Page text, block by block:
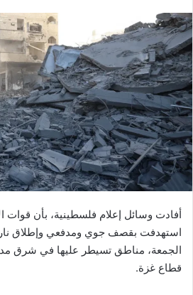
أفادت وسائل إعلام فلسطينية، بأن قوات
استهدفت بقصف جوي ومدفعي وإطلاق
الجمعة، مناطق تسيطر عليها في شرق
قطاع غزة.